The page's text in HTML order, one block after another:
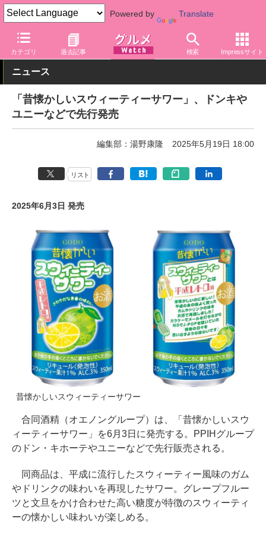
Powered by Translate
カテゴリ 過去記事 検索 Impressサイト
グルメ Watch アルコール チューハイ・カクテル
ニュース
「昔懐かしいスウィーティーサワー」、ドンキや
ユニーなどで先行発売
編集部：湯野康隆 2025年5月19日 18:00
リスト
2025年6月3日 発売
昔懐かしいスウィーティーサワー
合同酒精（オエノングループ）は、「昔懐かしいスウ
ィーティーサワー」を6月3日に発売する。PPIHグループ
のドン・キホーテやユニーなどで先行販売される。
同商品は、平成に流行したスウィーティー風味のガム
やドリンクの味わいを再現したサワー。グレープフルー
ツと文旦をかけ合わせた高い糖度が特徴のスウィーティ
ーの懐かしい味わいが楽しめる。